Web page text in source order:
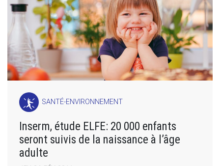
SANTÉ-ENVIRONNEMENT
Inserm, étude ELFE: 20 000 enfants
seront suivis de la naissance à l’âge
adulte